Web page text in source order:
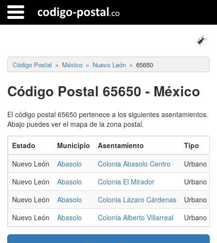
Código Postal México Nuevo León 65650
Código Postal 65650 - México
El código postal 65650 pertenece a los siguientes asentamientos.
Abajo puedes ver el mapa de la zona postal.
Estado Municipio Asentamiento
Tipo
Nuevo León
Abasolo Colonia Abasolo Centro
Urbano
Nuevo León
Abasolo Colonia El Mirador
Urbano
Nuevo León
Abasolo Colonia Lázaro Cárdenas
Urbano
Nuevo León
Abasolo Colonia Alberto Villarreal Urbano